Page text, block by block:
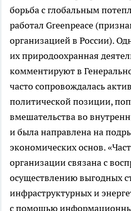
борьба с глобальным
работал Greenpeace
организацией в России).
их природоохранная
комментируют в
часто сопровождалась
политической позиции,
вмешательства во
и была направлена на
экономических основ.
организации связана с
осуществлению выгодных
инфраструктурных и
с помощью